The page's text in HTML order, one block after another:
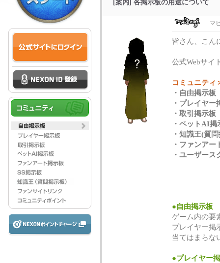
[案内] 各掲示板の用途について
マ
皆さん、こん
公式Webサイ
コミュニティ
・自由掲示板
・プレイヤー
・取引掲示板
・ペットAI掲
・知識王(質
・ファンアー
・ユーザース
●自由掲示板
ゲーム内の要
プレイヤー掲
当てはまらな
●プレイヤー